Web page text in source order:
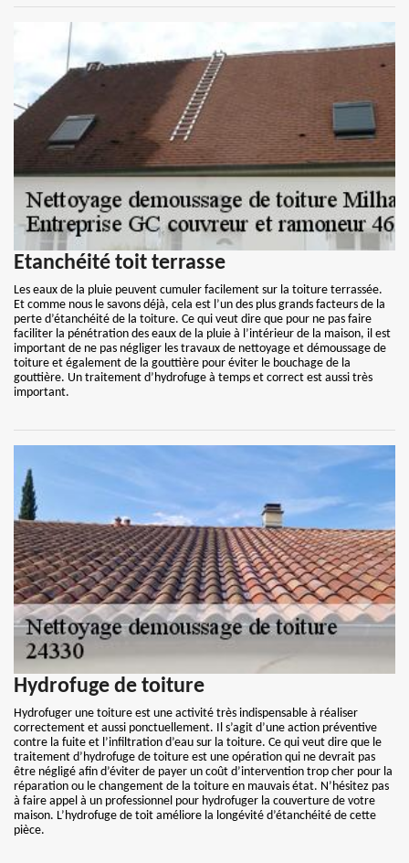
Etanchéité toit terrasse
Les eaux de la pluie peuvent cumuler facilement sur la toiture terrassée.
Et comme nous le savons déjà, cela est l’un des plus grands facteurs de la
perte d’étanchéité de la toiture. Ce qui veut dire que pour ne pas faire
faciliter la pénétration des eaux de la pluie à l’intérieur de la maison, il est
important de ne pas négliger les travaux de nettoyage et démoussage de
toiture et également de la gouttière pour éviter le bouchage de la
gouttière. Un traitement d’hydrofuge à temps et correct est aussi très
important.
Hydrofuge de toiture
Hydrofuger une toiture est une activité très indispensable à réaliser
correctement et aussi ponctuellement. Il s’agit d’une action préventive
contre la fuite et l’infiltration d’eau sur la toiture. Ce qui veut dire que le
traitement d’hydrofuge de toiture est une opération qui ne devrait pas
être négligé afin d’éviter de payer un coût d’intervention trop cher pour la
réparation ou le changement de la toiture en mauvais état. N’hésitez pas
à faire appel à un professionnel pour hydrofuger la couverture de votre
maison. L’hydrofuge de toit améliore la longévité d’étanchéité de cette
pièce.